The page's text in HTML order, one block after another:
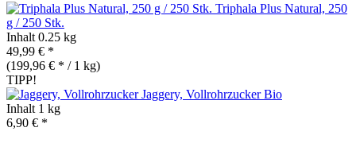
Triphala Plus Natural, 250
g / 250 Stk.
Inhalt 0.25 kg
49,99 € *
(199,96 € * / 1 kg)
TIPP!
Jaggery, VollrohrzuckerBio
Inhalt 1 kg
6,90 € *